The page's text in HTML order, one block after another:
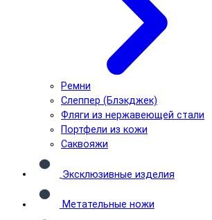
Ремни
Слеппер (Блэкджек)
Фляги из нержавеющей стали
Портфели из кожи
Саквояжи
Эксклюзивные изделия
Метательные ножи